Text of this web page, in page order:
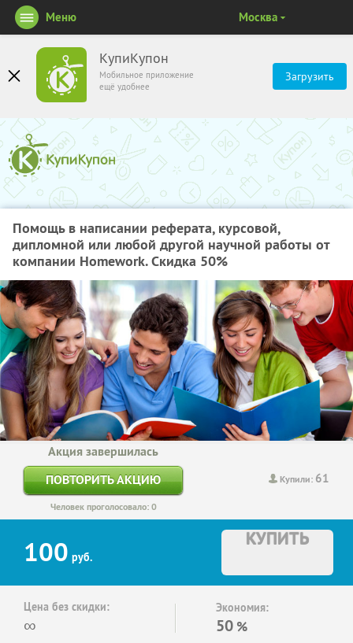
КупиКупон
Мобильное приложение
ещё удобнее
Загрузить
Меню Москва
Помощь в написании реферата, курсовой,
дипломной или любой другой научной работы от
компании Homework. Скидка 50%
Купили: 61
Акция завершилась
ПОВТОРИТЬ АКЦИЮ
Человек проголосовало: 0
100 руб.
КУПИТЬ
Цена без скидки:
∞
Экономия:
50 %